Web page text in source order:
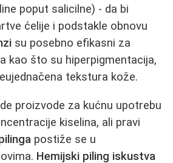
poput salicilne) - da bi
ćelije i podstakle obnovu
su posebno efikasni za
kao što su hiperpigmentacija,
tekstura kože.
proizvode za kućnu upotrebu
kiselina, ali pravi
postiže se u
Hemijski piling iskustva